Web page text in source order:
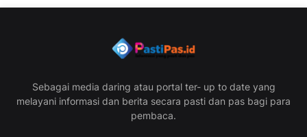
Sebagai media daring atau portal ter- up to date yang
melayani informasi dan berita secara pasti dan pas bagi para
pembaca.